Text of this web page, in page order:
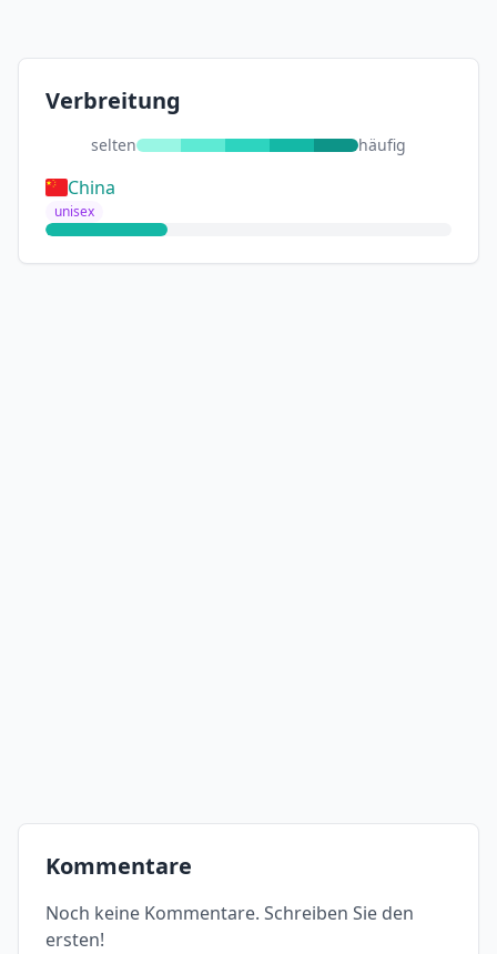
Verbreitung
selten häufig
China
unisex
Kommentare
Noch keine Kommentare. Schreiben Sie den
ersten!